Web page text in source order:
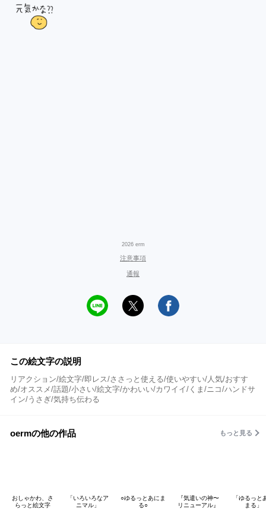
2026 erm
注意事項
通報
この絵文字の説明
リアクション/絵文字/即レス/ささっと使える/使いやすい/人気/おすす
め/オススメ/話題/小さい/絵文字/かわいい/カワイイ/くま/ニコ/ハンドサ
イン/うさぎ/気持ち伝わる
oermの他の作品 もっと見る
おしゃかわ、さ
らっと絵文字
「いろいろなア
ニマル」
○ゆるっとあにま
る○
『気遣いの神〜
リニューアル』
「ゆるっと
まる」